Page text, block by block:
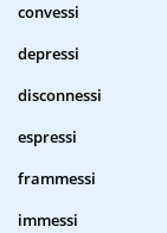
convessi
depressi
disconnessi
espressi
frammessi
immessi